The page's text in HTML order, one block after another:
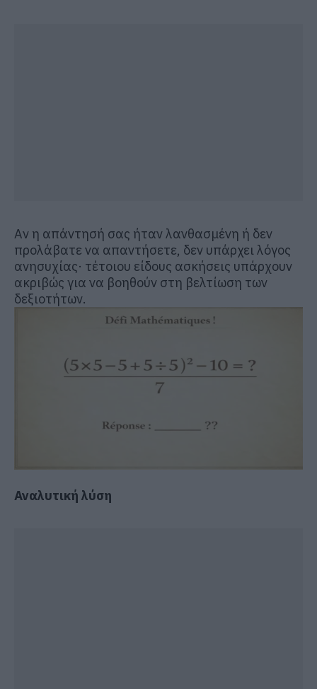
Αν η απάντησή σας ήταν λανθασμένη ή δεν
προλάβατε να απαντήσετε, δεν υπάρχει λόγος
ανησυχίας· τέτοιου είδους ασκήσεις υπάρχουν
ακριβώς για να βοηθούν στη βελτίωση των
δεξιοτήτων.
Αναλυτική λύση